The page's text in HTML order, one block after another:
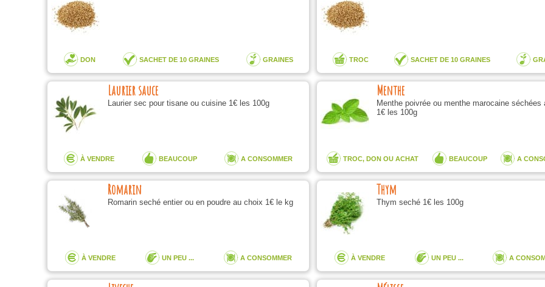
DON SACHET DE 10 GRAINES GRAINES TROC SACHET DE 10 GRAINES
Laurier sauce
Laurier sec pour tisane ou cuisine 1€ les 100g
À VENDRE BEAUCOUP A CONSOMMER
Menthe
Menthe poivrée ou menthe marocaine séchées
1€ les 100g
TROC, DON OU ACHAT BEAUCOUP A
Romarin
Romarin seché entier ou en poudre au choix 1€ le kg
À VENDRE UN PEU ... A CONSOMMER
Thym
Thym seché 1€ les 100g
À VENDRE UN PEU ... A